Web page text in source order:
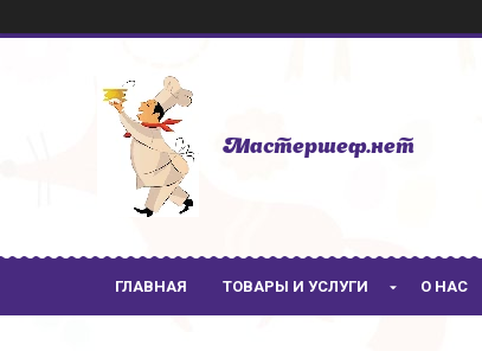
Мастершеф.нет
ГЛАВНАЯ ТОВАРЫ И УСЛУГИ О НАС